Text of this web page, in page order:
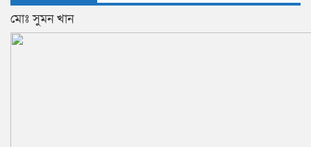
মোঃ সুমন খান